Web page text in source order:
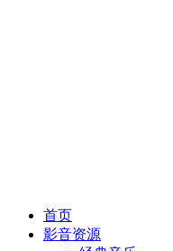
首页
影音资源